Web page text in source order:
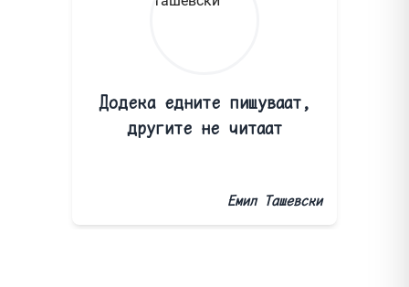
Додека едните пишуваат,
другите не читаат
Емил Ташевски